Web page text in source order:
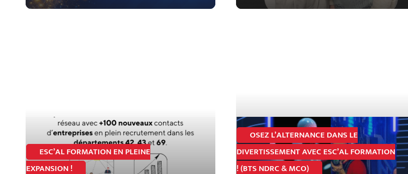
ESC’AL FORMATION EN PLEINE
EXPANSION !
OSEZ L’ALTERNANCE DANS LE
DIVERTISSEMENT AVEC ESC’AL FORMATION
! (BTS NDRC & MCO)